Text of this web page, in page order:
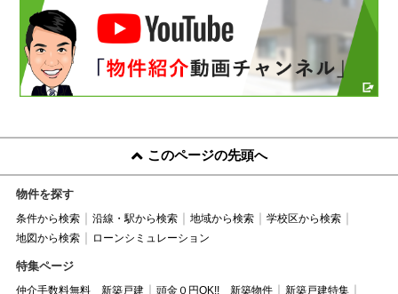
このページの先頭へ
物件を探す
条件から検索 沿線・駅から検索 地域から検索
学校区から検索
地図から検索
ローンシミュレーション
特集ページ
仲介手数料無料 新築戸建 頭金０円OK!! 新築物件
新築戸建特集